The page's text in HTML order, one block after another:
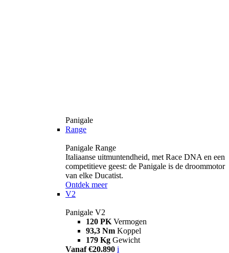
Panigale
Range
Panigale Range
Italiaanse uitmuntendheid, met Race DNA en een
competitieve geest: de Panigale is de droommotor
van elke Ducatist.
Ontdek meer
V2
Panigale V2
120 PK Vermogen
93,3 Nm Koppel
179 Kg Gewicht
Vanaf €20.890 i